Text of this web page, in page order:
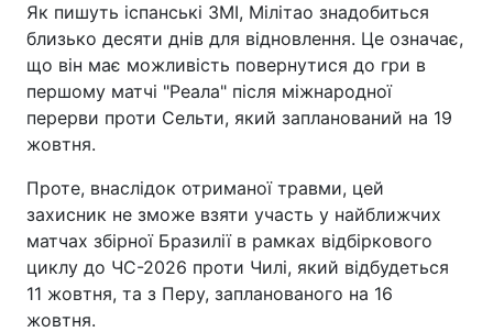
Як пишуть іспанські ЗМІ, Мілітао знадобиться
близько десяти днів для відновлення. Це означає,
що він має можливість повернутися до гри в
першому матчі "Реала" після міжнародної
перерви проти Сельти, який запланований на 19
жовтня.
Проте, внаслідок отриманої травми, цей
захисник не зможе взяти участь у найближчих
матчах збірної Бразилії в рамках відбіркового
циклу до ЧС-2026 проти Чилі, який відбудеться
11 жовтня, та з Перу, запланованого на 16
жовтня.